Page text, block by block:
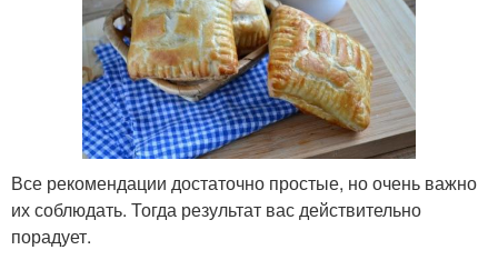
Все рекомендации достаточно простые, но очень важно
их соблюдать. Тогда результат вас действительно
порадует.